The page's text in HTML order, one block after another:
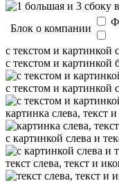
Блок о компании
с текстом и картинкой
с текстом и картинкой
с текстом и картинкой
картинка слева, текст
с картинкой слева и
текст слева, текст и